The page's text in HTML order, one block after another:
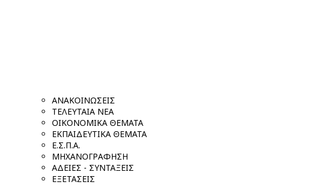
ΑΝΑΚΟΙΝΩΣΕΙΣ
ΤΕΛΕΥΤΑΙΑ ΝΕΑ
ΟΙΚΟΝΟΜΙΚΑ ΘΕΜΑΤΑ
ΕΚΠΑΙΔΕΥΤΙΚΑ ΘΕΜΑΤΑ
Ε.Σ.Π.Α.
ΜΗΧΑΝΟΓΡΑΦΗΣΗ
ΑΔΕΙΕΣ - ΣΥΝΤΑΞΕΙΣ
ΕΞΕΤΑΣΕΙΣ